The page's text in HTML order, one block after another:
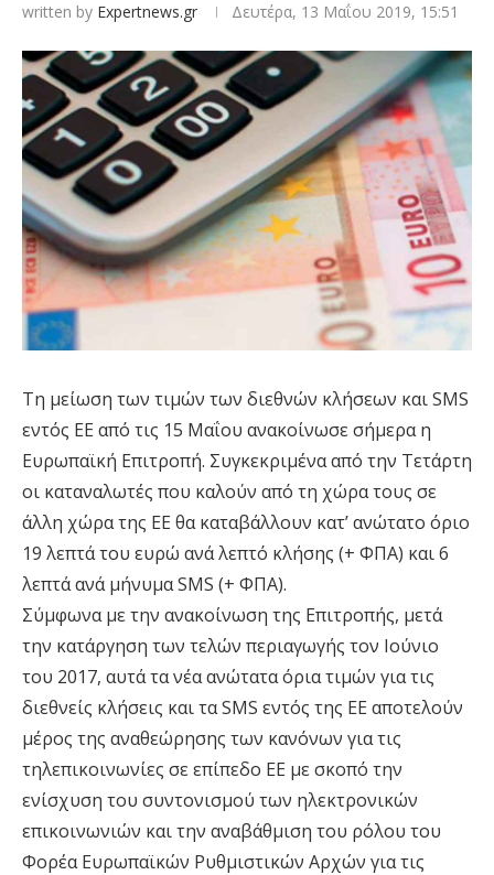
written by Expertnews.gr Δευτέρα, 13 Μαΐου 2019, 15:51
Τη μείωση των τιμών των διεθνών κλήσεων και SMS
εντός ΕΕ από τις 15 Μαΐου ανακοίνωσε σήμερα η
Ευρωπαϊκή Επιτροπή. Συγκεκριμένα από την Τετάρτη
οι καταναλωτές που καλούν από τη χώρα τους σε
άλλη χώρα της ΕΕ θα καταβάλλουν κατ’ ανώτατο όριο
19 λεπτά του ευρώ ανά λεπτό κλήσης (+ ΦΠΑ) και 6
λεπτά ανά μήνυμα SMS (+ ΦΠΑ).
Σύμφωνα με την ανακοίνωση της Επιτροπής, μετά
την κατάργηση των τελών περιαγωγής τον Ιούνιο
του 2017, αυτά τα νέα ανώτατα όρια τιμών για τις
διεθνείς κλήσεις και τα SMS εντός της ΕΕ αποτελούν
μέρος της αναθεώρησης των κανόνων για τις
τηλεπικοινωνίες σε επίπεδο ΕΕ με σκοπό την
ενίσχυση του συντονισμού των ηλεκτρονικών
επικοινωνιών και την αναβάθμιση του ρόλου του
Φορέα Ευρωπαϊκών Ρυθμιστικών Αρχών για τις